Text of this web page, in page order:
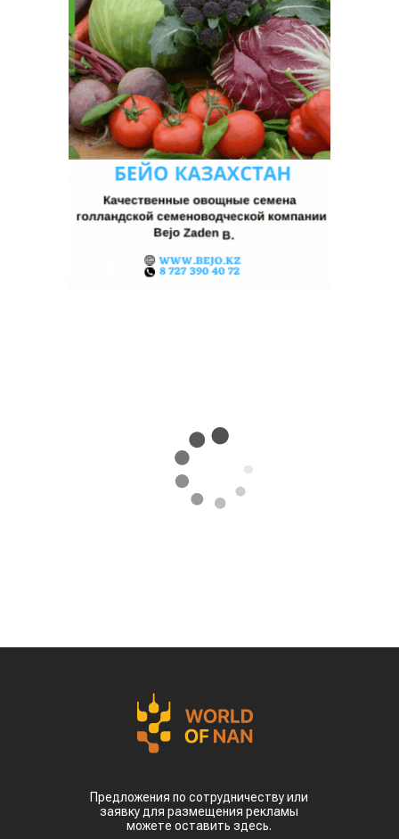
Предложения по сотрудничеству или
заявку для размещения рекламы
можете оставить здесь.